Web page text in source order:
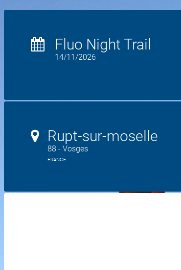
Fluo Night Trail
14/11/2026
Rupt-sur-moselle
88 - Vosges
FRANCE